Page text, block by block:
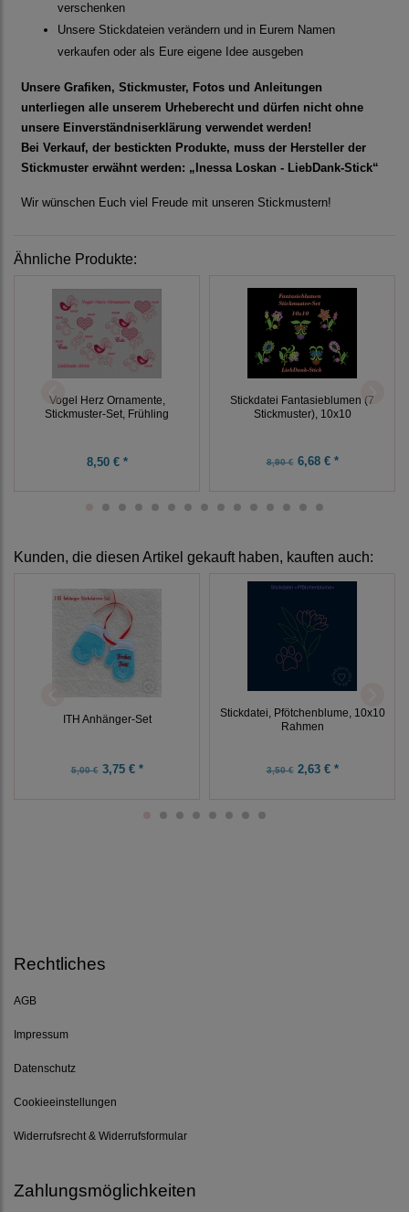
verschenken
Unsere Stickdateien verändern und in Eurem Namen
verkaufen oder als Eure eigene Idee ausgeben
Unsere Grafiken, Stickmuster, Fotos und Anleitungen
unterliegen alle unserem Urheberecht und dürfen nicht ohne
unsere Einverständniserklärung verwendet werden!
Bei Verkauf, der bestickten Produkte, muss der Hersteller der
Stickmuster erwähnt werden: „Inessa Loskan - LiebDank-Stick“
Wir wünschen Euch viel Freude mit unseren Stickmustern!
Ähnliche Produkte:
Vogel Herz Ornamente,
Stickmuster-Set, Frühling
8,50 € *
Stickdatei Fantasieblumen (7
Stickmuster), 10x10
8,90 €6,68 € *
Kunden, die diesen Artikel gekauft haben, kauften auch:
ITH Anhänger-Set
5,00 €3,75 € *
Stickdatei, Pfötchenblume, 10x10
Rahmen
3,50 €2,63 € *
Rechtliches
AGB
Impressum
Datenschutz
Cookieeinstellungen
Widerrufsrecht & Widerrufsformular
Zahlungsmöglichkeiten